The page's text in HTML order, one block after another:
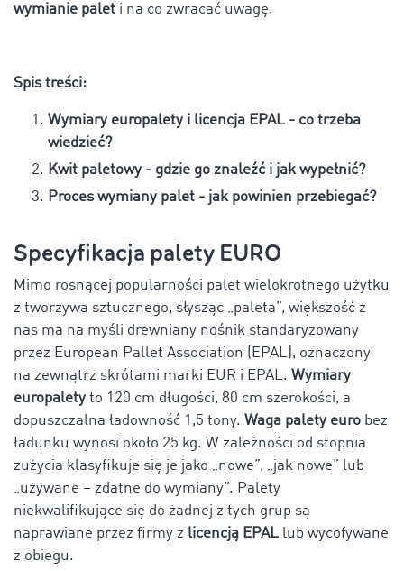
wymianie palet i na co zwracać uwagę.
Spis treści:
Wymiary europalety i licencja EPAL - co trzeba
wiedzieć?
Kwit paletowy - gdzie go znaleźć i jak wypełnić?
Proces wymiany palet - jak powinien przebiegać?
Specyfikacja palety EURO
Mimo rosnącej popularności palet wielokrotnego użytku
z tworzywa sztucznego, słysząc „paleta”, większość z
nas ma na myśli drewniany nośnik standaryzowany
przez European Pallet Association (EPAL), oznaczony
na zewnątrz skrótami marki EUR i EPAL. Wymiary
europalety to 120 cm długości, 80 cm szerokości, a
dopuszczalna ładowność 1,5 tony. Waga palety euro bez
ładunku wynosi około 25 kg. W zależności od stopnia
zużycia klasyfikuje się je jako „nowe”, „jak nowe” lub
„używane – zdatne do wymiany”. Palety
niekwalifikujące się do żadnej z tych grup są
naprawiane przez firmy z licencją EPAL lub wycofywane
z obiegu.